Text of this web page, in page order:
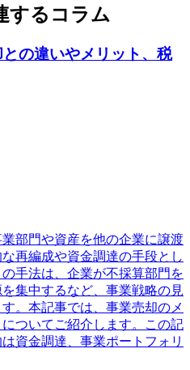
するコラム
の違いやメリット、税
部門や資産を他の企業に譲渡
再編成や資金調達の手段とし
手法は、企業が不採算部門を
集中するなど、事業戦略の見
。本記事では、事業売却のメ
ついてご紹介します。この記
資金調達、事業ポートフォリ